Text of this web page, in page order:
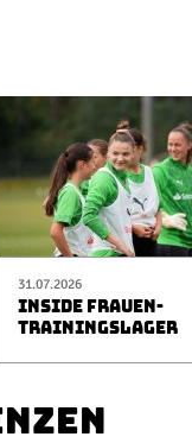
31.07.2026
INSIDE FRAUEN-
TRAININGSLAGER